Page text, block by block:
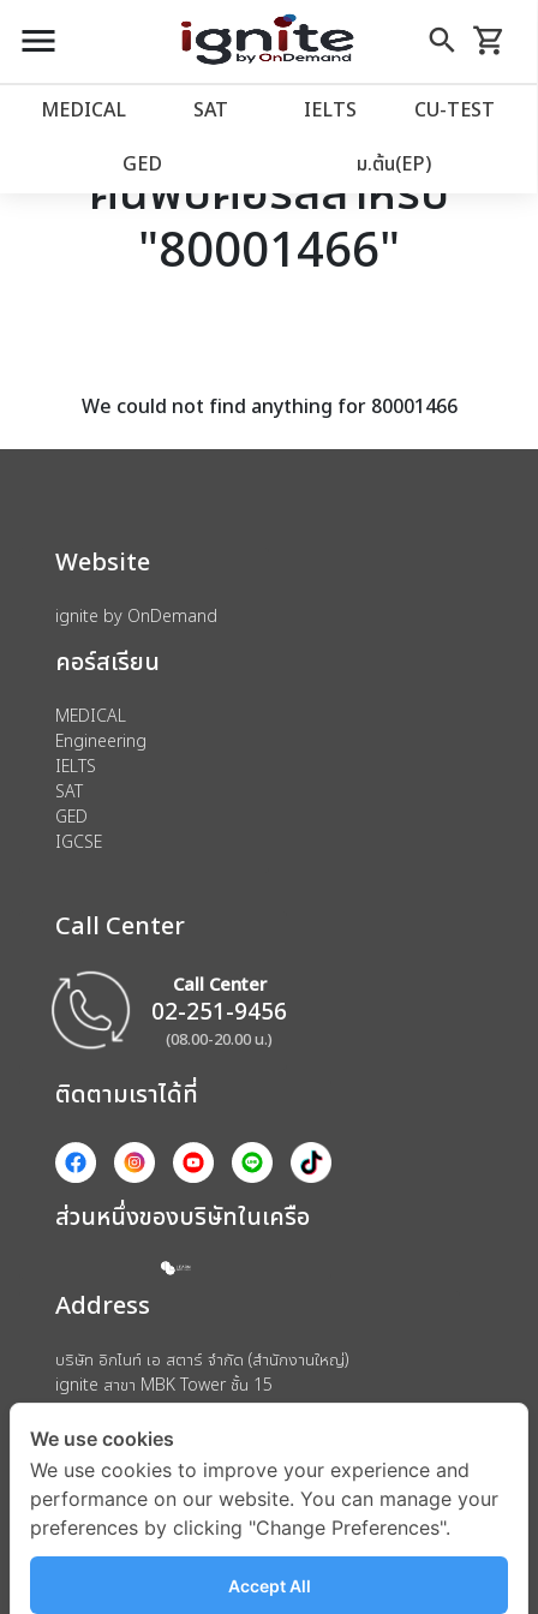
close
account_balance หน้าแรก
เว็บไซต์อิกไนท์
โปรโมชั่น
assignment ลงทะเบียน
menu search
Skip
to
shopping_cart
รถเข็น
MEDICAL SAT IELTS CU‑TEST
GED ม.ต้น(EP)
ค้นพบคอร์สสำหรับ
"80001466"
We could not find anything for 80001466
Website
ignite by OnDemand
คอร์สเรียน
MEDICAL
Engineering
IELTS
SAT
GED
IGCSE
Call Center
Call Center
02-251-9456
(08.00-20.00 น.)
ติดตามเราได้ที่
ส่วนหนึ่งของบริษัทในเครือ
Address
บริษัท อิกไนท์ เอ สตาร์ จำกัด (สำนักงานใหญ่)
ignite สาขา MBK Tower ชั้น 15
ถนนพญาไท แขวงวังใหม่ เขตปทุมวัน กรุงเทพมหานคร 10330
We use cookies
We use cookies to improve your experience and
performance on our website. You can manage your
preferences by clicking "Change Preferences".
Accept All